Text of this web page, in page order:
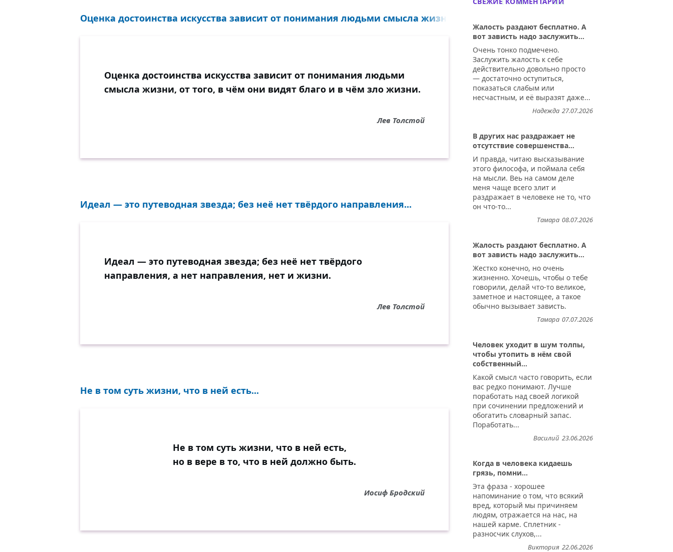
Оценка достоинства искусства зависит от понимания людьми смысла жизни...
Оценка достоинства искусства зависит от понимания людьми
смысла жизни, от того, в чём они видят благо и в чём зло жизни.
Лев Толстой
Идеал — это путеводная звезда; без неё нет твёрдого направления...
Идеал — это путеводная звезда; без неё нет твёрдого
направления, а нет направления, нет и жизни.
Лев Толстой
Не в том суть жизни, что в ней есть...
Не в том суть жизни, что в ней есть,
но в вере в то, что в ней должно быть.
Иосиф Бродский
Жалость раздают бесплатно. А
вот зависть надо заслужить...
Очень тонко подмечено.
Заслужить жалость к себе
действительно довольно просто
— достаточно оступиться,
показаться слабым или
несчастным, и её выразят даже...
27.07.2026
Надежда
В других нас раздражает не
отсутствие совершенства...
И правда, читаю высказывание
этого философа, и поймала себя
на мысли. Веь на самом деле
меня чаще всего злит и
раздражает в человеке не то, что
он что-то...
08.07.2026
Тамара
Жалость раздают бесплатно. А
вот зависть надо заслужить...
Жестко конечно, но очень
жизненно. Хочешь, чтобы о тебе
говорили, делай что-то великое,
заметное и настоящее, а такое
обычно вызывает зависть.
07.07.2026
Тамара
Человек уходит в шум толпы,
чтобы утопить в нём свой
собственный...
Какой смысл часто говорить, если
вас редко понимают. Лучше
поработать над своей логикой
при сочинении предложений и
обогатить словарный запас.
Поработать...
23.06.2026
Василий
Когда в человека кидаешь
грязь, помни...
Эта фраза - хорошее
напоминание о том, что всякий
вред, который мы причиняем
людям, отражается на нас, на
нашей карме. Сплетник -
разносчик слухов,...
22.06.2026
Виктория